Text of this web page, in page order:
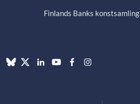
Finlands Banks konstsamling